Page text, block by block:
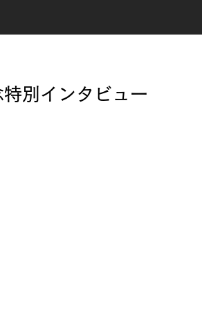
別インタビュー